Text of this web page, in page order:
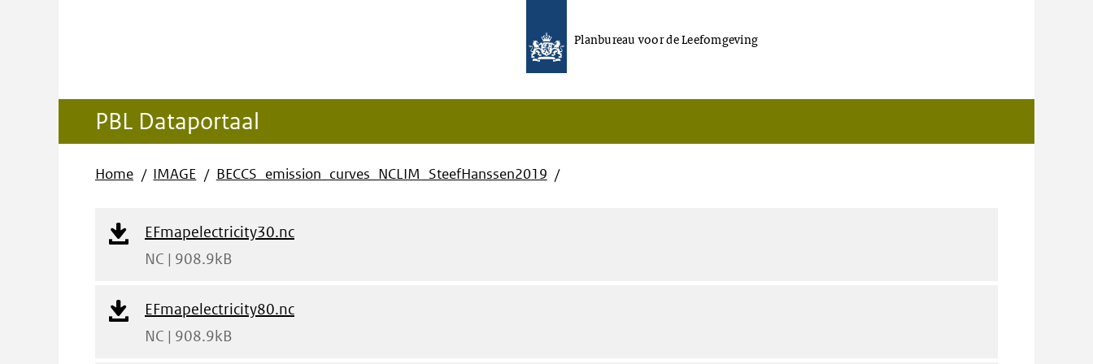
Planbureau voor de Leefomgeving
PBL Dataportaal
Home IMAGE BECCS_emission_curves_NCLIM_SteefHanssen2019
Bestand
Download
EFmapelectricity30.nc
NC | 908.9kB
Bestand
Download
EFmapelectricity80.nc
NC | 908.9kB